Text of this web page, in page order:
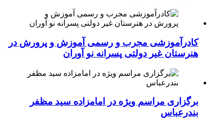
کادرآموزشی مجرب و رسمی آموزش و پرورش در
هنرستان غیر دولتی پسرانه نو آوران
برگزاری مراسم ویژه در امامزاده سید مظفر
بندرعباس